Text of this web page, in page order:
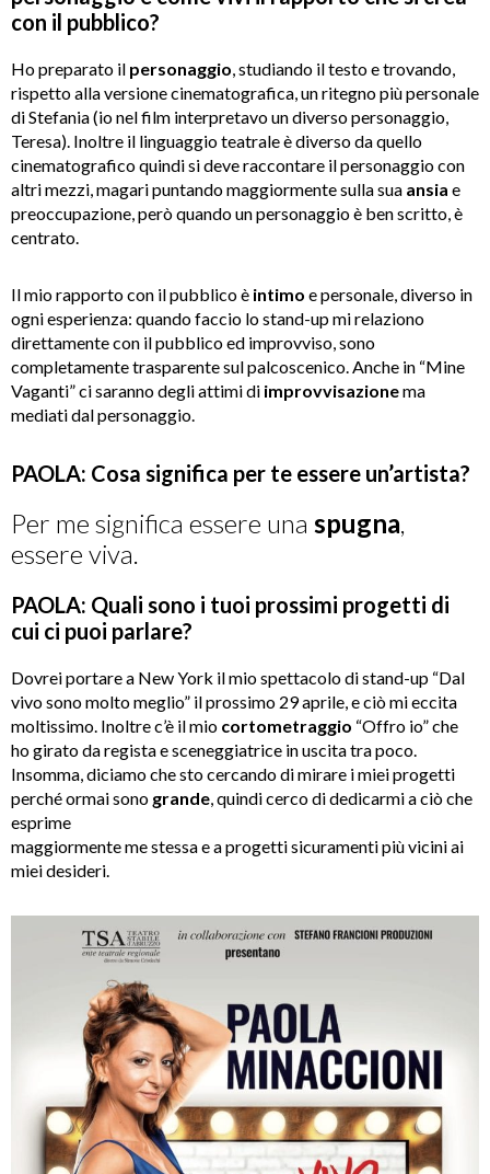
con il pubblico?
Ho preparato il personaggio, studiando il testo e trovando,
rispetto alla versione cinematografica, un ritegno più personale
di Stefania (io nel film interpretavo un diverso personaggio,
Teresa). Inoltre il linguaggio teatrale è diverso da quello
cinematografico quindi si deve raccontare il personaggio con
altri mezzi, magari puntando maggiormente sulla sua ansia e
preoccupazione, però quando un personaggio è ben scritto, è
centrato.
Il mio rapporto con il pubblico è intimo e personale, diverso in
ogni esperienza: quando faccio lo stand-up mi relaziono
direttamente con il pubblico ed improvviso, sono
completamente trasparente sul palcoscenico. Anche in “Mine
Vaganti” ci saranno degli attimi di improvvisazionema
mediati dal personaggio.
PAOLA: Cosa significa per te essere un’artista?
Per me significa essere una spugna,
essere viva.
PAOLA: Quali sono i tuoi prossimi progetti di
cui ci puoi parlare?
Dovrei portare a New York il mio spettacolo di stand-up “Dal
vivo sono molto meglio” il prossimo 29 aprile, e ciò mi eccita
moltissimo. Inoltre c’è il mio cortometraggio “Offro io” che
ho girato da regista e sceneggiatrice in uscita tra poco.
Insomma, diciamo che sto cercando di mirare i miei progetti
perché ormai sono grande, quindi cerco di dedicarmi a ciò che
esprime
maggiormente me stessa e a progetti sicuramenti più vicini ai
miei desideri.